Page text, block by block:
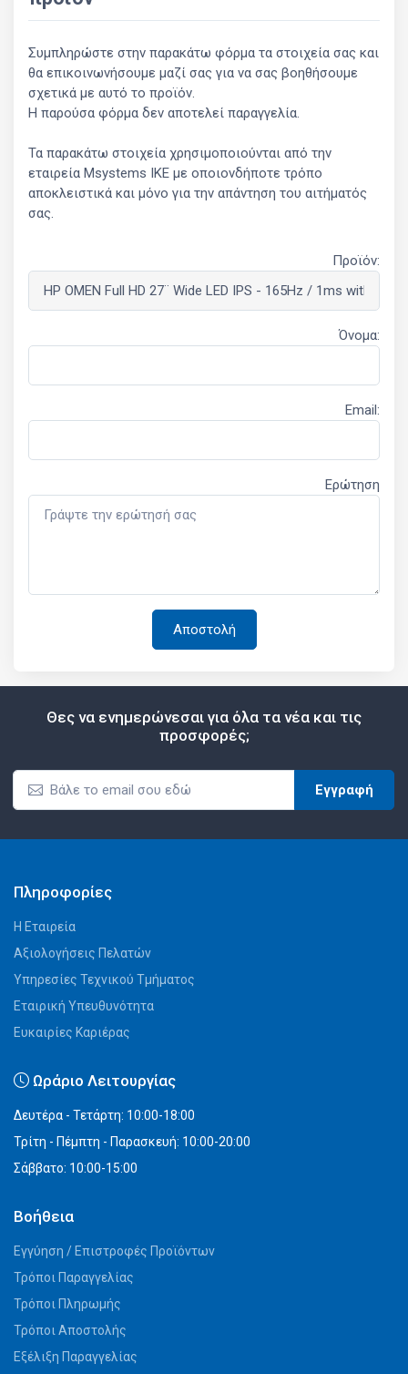
Συμπληρώστε στην παρακάτω φόρμα τα στοιχεία σας και
θα επικοινωνήσουμε μαζί σας για να σας βοηθήσουμε
σχετικά με αυτό το προϊόν.
Η παρούσα φόρμα δεν αποτελεί παραγγελία.
Τα παρακάτω στοιχεία χρησιμοποιούνται από την
εταιρεία Msystems ΙΚΕ με οποιονδήποτε τρόπο
αποκλειστικά και μόνο για την απάντηση του αιτήματός
σας.
Προϊόν:
Όνομα:
Email:
Ερώτηση
Θες να ενημερώνεσαι για όλα τα νέα και τις
προσφορές;
Εγγραφή
Πληροφορίες
Η Εταιρεία
Αξιολογήσεις Πελατών
Υπηρεσίες Τεχνικού Τμήματος
Εταιρική Υπευθυνότητα
Ευκαιρίες Καριέρας
Ωράριο Λειτουργίας
Δευτέρα - Τετάρτη: 10:00-18:00
Τρίτη - Πέμπτη - Παρασκευή: 10:00-20:00
Σάββατο: 10:00-15:00
Βοήθεια
Εγγύηση / Επιστροφές Προϊόντων
Τρόποι Παραγγελίας
Τρόποι Πληρωμής
Τρόποι Αποστολής
Εξέλιξη Παραγγελίας